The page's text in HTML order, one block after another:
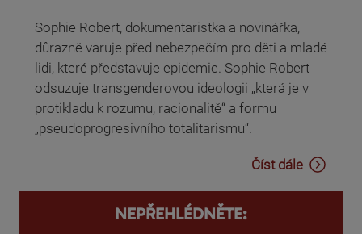
Sophie Robert, dokumentaristka a novinářka,
důrazně varuje před nebezpečím pro děti a mladé
lidi, které představuje epidemie. Sophie Robert
odsuzuje transgenderovou ideologii „která je v
protikladu k rozumu, racionalitě“ a formu
„pseudoprogresivního totalitarismu“.
Číst dále
NEPŘEHLÉDNĚTE: